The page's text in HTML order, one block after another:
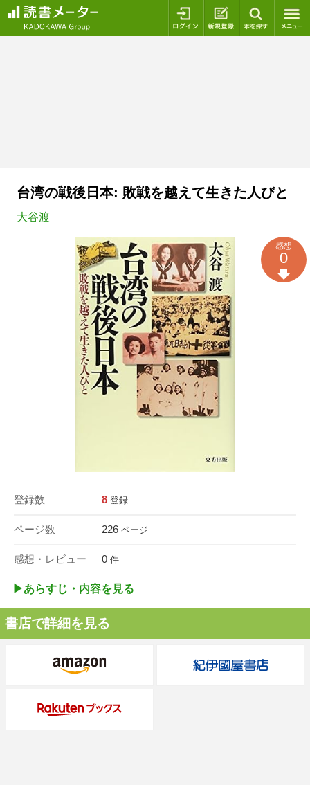
ログイン 新規登録
台湾の戦後日本: 敗戦を越えて生きた人びと
大谷渡
登録数 8 登録
ページ数 226 ページ
感想・レビュー 0 件
感想
0
▶︎あらすじ・内容を見る
書店で詳細を見る